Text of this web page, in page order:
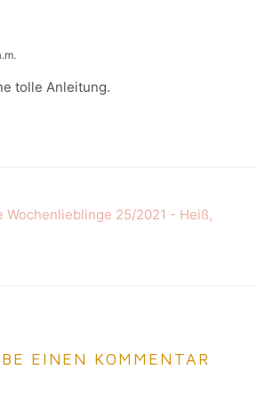
tolle Anleitung.
Wochenlieblinge 25/2021 - Heiß,
EINEN KOMMENTAR